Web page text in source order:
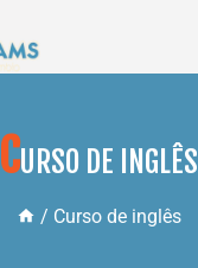
CURSO DE INGLÊS
/ Curso de inglês